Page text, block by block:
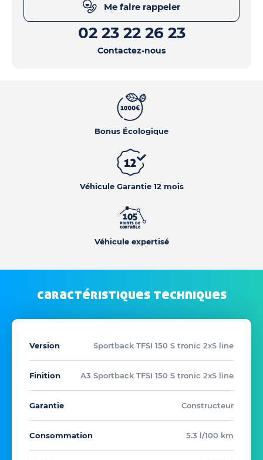
Bonus Écologique
Véhicule Garantie 12 mois
Véhicule expertisé
caractéristiques techniques
Version Sportback TFSI 150 S tronic 2xS line
Finition A3 Sportback TFSI 150 S tronic 2xS line
Garantie Constructeur
Consommation 5.3 l/100 km
Me faire rappeler
02 23 22 26 23
Contactez-nous